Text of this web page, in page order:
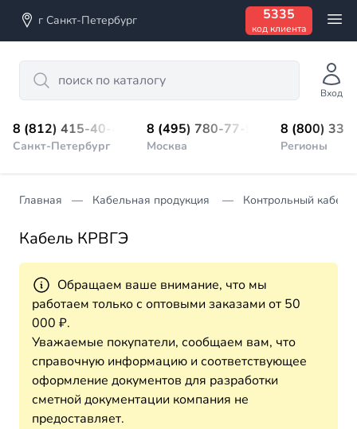
г Санкт-Петербург 5335
код клиента
Search
Вход
8 (812) 415-40-45
Санкт-Петербург
8 (495) 780-77-98
Москва
8 (800)
Регионы
Главная Кабельная продукция Контрольный кабель
Кабель КРВГЭ
Обращаем ваше внимание, что мы
работаем только с оптовыми заказами от 50
000 ₽.
Уважаемые покупатели, сообщаем вам, что
справочную информацию и соответствующее
оформление документов для разработки
сметной документации компания не
предоставляет.